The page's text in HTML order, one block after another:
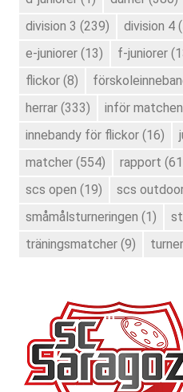
division 3 (239) division 4
e-juniorer (13) f-juniorer
flickor (8)
herrar (333) inför matchen
innebandy för flickor (16)
matcher (554) rapport
scs open (19) scs
småmålsturneringen (1)
träningsmatcher (9)